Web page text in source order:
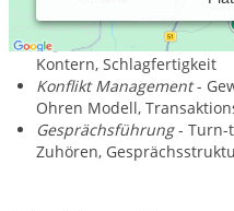
Argumentation
-
Kontern,
Konflikt Management-
Ohren Modell,
Gesprächsführung- Turn-
Zuhören,